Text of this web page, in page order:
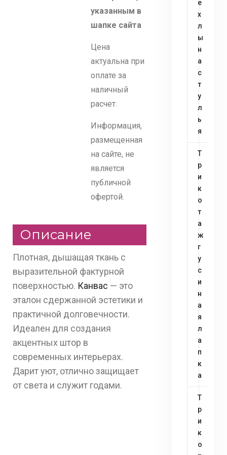
указанным в
шапке сайта
Цена
актуальна при
оплате за
наличный
расчет.
Информация,
размещенная
на сайте, не
является
публичной
офертой.
Описание
Плотная, дышащая ткань с
выразительной фактурной
поверхностью. Канвас — это
эталон сдержанной эстетики и
практичной долговечности.
Идеален для создания
акцентных штор в
современных интерьерах.
Дарит уют, отлично защищает
от света и служит годами.
е
х
л
ы
н
а
с
т
у
л
ь
я
Т
р
и
к
о
т
а
ж
г
у
с
и
н
а
я
л
а
п
к
а
Т
р
и
к
о